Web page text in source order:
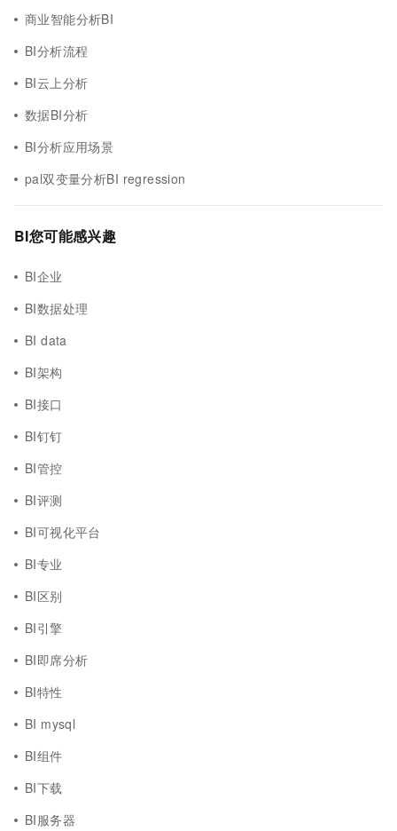
商业智能分析BI
BI分析流程
BI云上分析
数据BI分析
BI分析应用场景
pal双变量分析BI regression
BI您可能感兴趣
BI企业
BI数据处理
BI data
BI架构
BI接口
BI钉钉
BI管控
BI评测
BI可视化平台
BI专业
BI区别
BI引擎
BI即席分析
BI特性
BI mysql
BI组件
BI下载
BI服务器